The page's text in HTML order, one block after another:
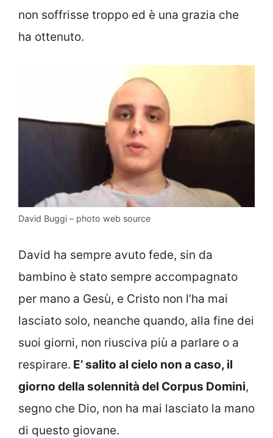
non soffrisse troppo ed è una grazia che
ha ottenuto.
David Buggi – photo web source
David ha sempre avuto fede, sin da
bambino è stato sempre accompagnato
per mano a Gesù, e Cristo non l’ha mai
lasciato solo, neanche quando, alla fine dei
suoi giorni, non riusciva più a parlare o a
respirare. E’ salito al cielo non a caso, il
giorno della solennità del Corpus Domini,
segno che Dio, non ha mai lasciato la mano
di questo giovane.